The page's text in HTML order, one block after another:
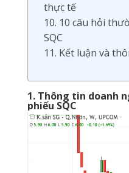
thực tế
10. 10 câu hỏi
SQC
11. Kết luận và
1. Thông tin doanh
phiếu SQC